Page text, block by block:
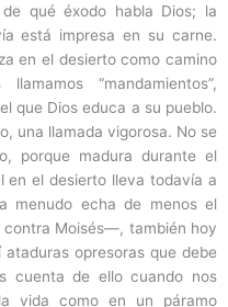
qué éxodo habla Dios; la
está impresa en su carne.
en el desierto como camino
“mandamientos”,
que Dios educa a su pueblo.
una llamada vigorosa. No se
porque madura durante el
en el desierto lleva todavía a
menudo echa de menos el
Moisés―, también hoy
opresoras que debe
cuenta de ello cuando nos
vida como en un páramo